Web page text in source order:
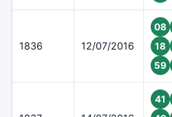
1836 12/07/2016
08
18
59
41